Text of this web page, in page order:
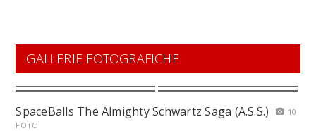
GALLERIE FOTOGRAFICHE
SpaceBalls The Almighty Schwartz Saga (A.S.S.)
10
FOTO